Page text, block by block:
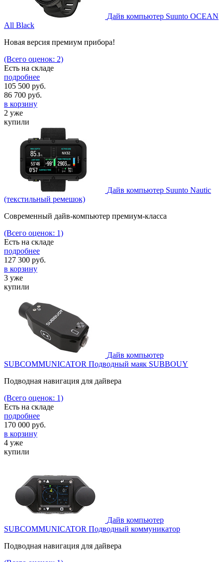
Дайв компьютер Suunto OCEAN
All Black
Новая версия премиум прибора!
(Всего оценок: 2)
Есть на складе
подробнее
105 500 руб.
86 700 руб.
в корзину
2 уже
купили
Дайв компьютер Suunto Nautic
(текстильный ремешок)
Современный дайв-компьютер премиум-класса
(Всего оценок: 1)
Есть на складе
подробнее
127 300 руб.
в корзину
3 уже
купили
Дайв компьютер
SUBCOMMUNICATOR Подводный маяк SUBBOUY
Подводная навигация для дайвера
(Всего оценок: 1)
Есть на складе
подробнее
170 000 руб.
в корзину
4 уже
купили
Дайв компьютер
SUBCOMMUNICATOR Подводный коммуникатор
Подводная навигация для дайвера